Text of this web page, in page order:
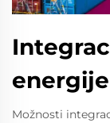
energije
Možnosti